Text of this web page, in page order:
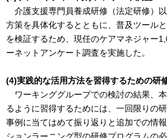
介護支援専門員養成研修（法定研修）
方策を具体化するとともに、普及ツール
を検証するため、現任のケアマネジャー
ーネットアンケート調査を実施した。
(4)実践的な活用方法を習得するための研
ワーキンググループでの検討の結果、
るように習得するためには、一回限りの
事例に当てはめて振り返りと追加での情